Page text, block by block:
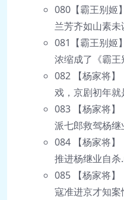
080【霸王别姬
兰芳齐如山素
081【霸王别姬
浓缩成了《霸
082 【杨家将
戏，京剧初年
083 【杨家将】
派七郎救驾杨
084 【杨家将
推进杨继业自
085 【杨家将】
寇准进京才知